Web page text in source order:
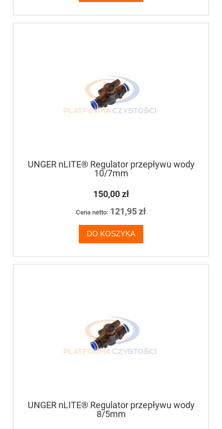
UNGER nLITE® Regulator przepływu wody
10/7mm
150,00 zł
Cena netto: 121,95 zł
DO KOSZYKA
UNGER nLITE® Regulator przepływu wody
8/5mm